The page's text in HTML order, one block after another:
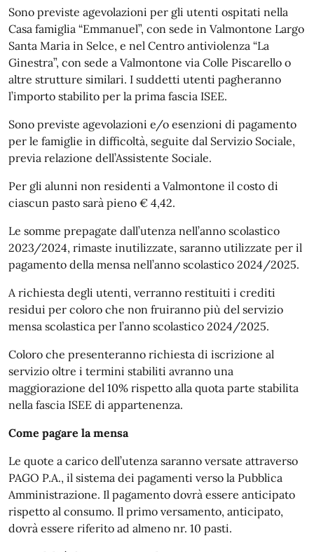
Sono previste agevolazioni per gli utenti ospitati nella
Casa famiglia “Emmanuel”, con sede in Valmontone Largo
Santa Maria in Selce, e nel Centro antiviolenza “La
Ginestra”, con sede a Valmontone via Colle Piscarello o
altre strutture similari. I suddetti utenti pagheranno
l’importo stabilito per la prima fascia ISEE.
Sono previste agevolazioni e/o esenzioni di pagamento
per le famiglie in difficoltà, seguite dal Servizio Sociale,
previa relazione dell’Assistente Sociale.
Per gli alunni non residenti a Valmontone il costo di
ciascun pasto sarà pieno € 4,42.
Le somme prepagate dall’utenza nell’anno scolastico
2023/2024, rimaste inutilizzate, saranno utilizzate per il
pagamento della mensa nell’anno scolastico 2024/2025.
A richiesta degli utenti, verranno restituiti i crediti
residui per coloro che non fruiranno più del servizio
mensa scolastica per l’anno scolastico 2024/2025.
Coloro che presenteranno richiesta di iscrizione al
servizio oltre i termini stabiliti avranno una
maggiorazione del 10% rispetto alla quota parte stabilita
nella fascia ISEE di appartenenza.
Come pagare la mensa
Le quote a carico dell’utenza saranno versate attraverso
PAGO P.A., il sistema dei pagamenti verso la Pubblica
Amministrazione. Il pagamento dovrà essere anticipato
rispetto al consumo. Il primo versamento, anticipato,
dovrà essere riferito ad almeno nr. 10 pasti.